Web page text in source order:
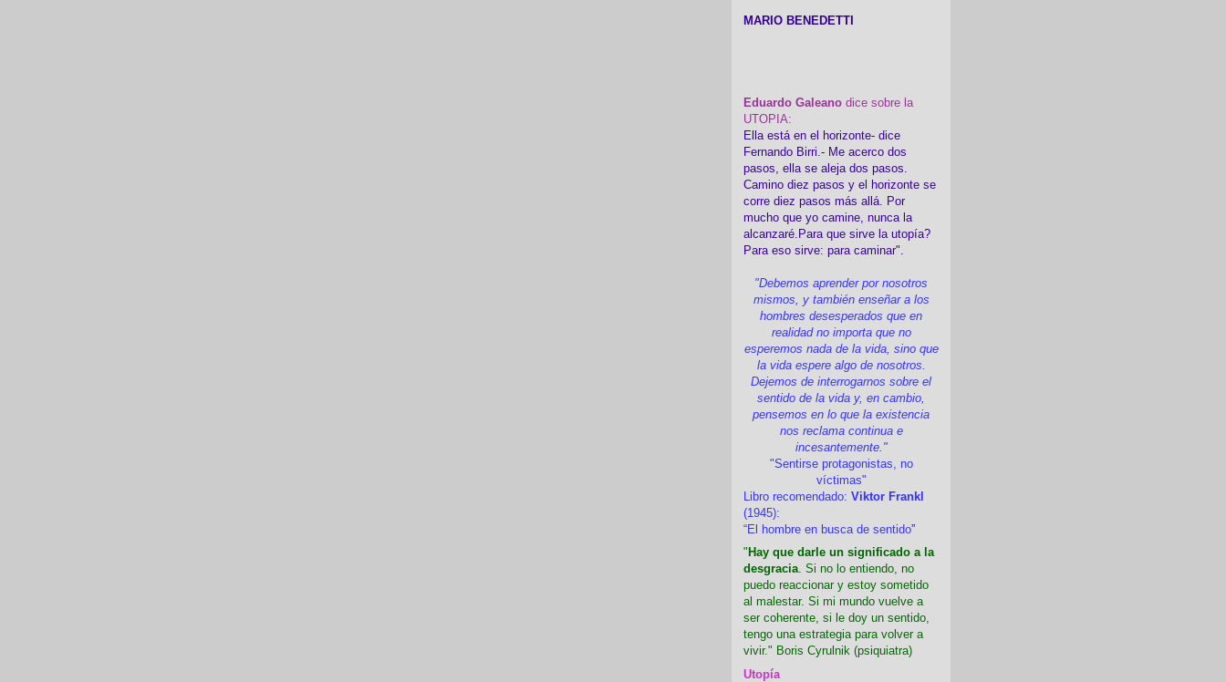
MARIO BENEDETTI
Eduardo Galeano dice sobre la
UTOPIA:
Ella está en el horizonte- dice
Fernando Birri.- Me acerco dos
pasos, ella se aleja dos pasos.
Camino diez pasos y el horizonte se
corre diez pasos más allá. Por
mucho que yo camine, nunca la
alcanzaré.Para que sirve la utopía?
Para eso sirve: para caminar".
"Debemos aprender por nosotros
mismos, y también enseñar a los
hombres desesperados que en
realidad no importa que no
esperemos nada de la vida, sino que
la vida espere algo de nosotros.
Dejemos de interrogarnos sobre el
sentido de la vida y, en cambio,
pensemos en lo que la existencia
nos reclama continua e
incesantemente."
"Sentirse protagonistas, no
víctimas"
Libro recomendado: Viktor Frankl
(1945):
“El hombre en busca de sentido”
" Hay que darle un significado a la
desgracia. Si no lo entiendo, no
puedo reaccionar y estoy sometido
al malestar. Si mi mundo vuelve a
ser coherente, si le doy un sentido,
tengo una estrategia para volver a
vivir." Boris Cyrulnik (psiquiatra)
Utopía